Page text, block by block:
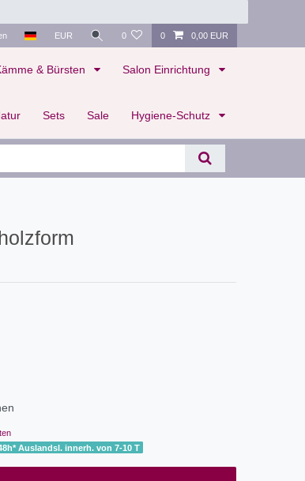
EUR 0 0 0,00 EUR
& Bürsten Salon Einrichtung
Sets Sale Hygiene-Schutz
Auslandsl. innerh. von 7-10 T